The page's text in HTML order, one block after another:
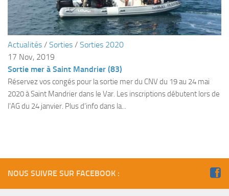
Actualités / Sorties / Sorties 2020
17 Nov, 2019
Sortie mer à Saint Mandrier (83)
Réservez vos congés pour la sortie mer du CNV du 19 au 24 mai
2020 à Saint Mandrier dans le Var. Les inscriptions débutent lors de
l’AG du 24 janvier. Plus d’info dans la...
NOUS SUIVRE SUR FACEBOOK :